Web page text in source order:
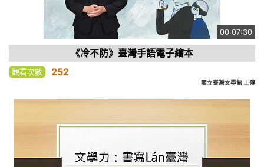
00:07:30
《冷不防》臺灣手語電子繪本
觀看次數 252
國立臺灣文學館 上傳